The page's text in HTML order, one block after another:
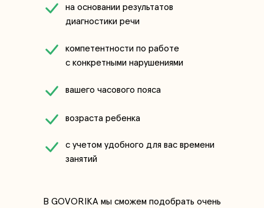
В GOVORIKA мы сможем подобрать очень
на основании результатов
диагностики речи
компетентности по работе
с конкретными нарушениями
вашего часового пояса
возраста ребенка
с учетом удобного для вас времени
занятий